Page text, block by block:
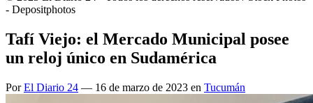
- Depositphotos
Tafí Viejo: el Mercado Municipal posee
un reloj único en Sudamérica
PorEl Diario 24 — 16 de marzo de 2023 en Tucumán